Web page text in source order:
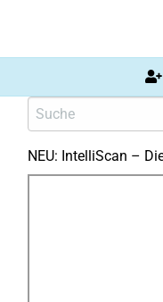
NEU: IntelliScan –